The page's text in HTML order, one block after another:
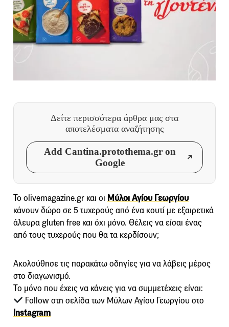
Δείτε περισσότερα άρθρα μας στα
αποτελέσματα αναζήτησης
Add Cantina.protothema.gr on
Google
To olivemagazine.gr και οι Μύλοι Αγίου Γεωργίου
κάνουν δώρο σε 5 τυχερούς από ένα κουτί με εξαιρετικά
άλευρα gluten free και όχι μόνο. Θέλεις να είσαι ένας
από τους τυχερούς που θα τα κερδίσουν;
Ακολούθησε τις παρακάτω οδηγίες για να λάβεις μέρος
στο διαγωνισμό.
Το μόνο που έχεις να κάνεις για να συμμετέχεις είναι:
Follow στη σελίδα των Μύλων Αγίου Γεωργίου στο
Instagram